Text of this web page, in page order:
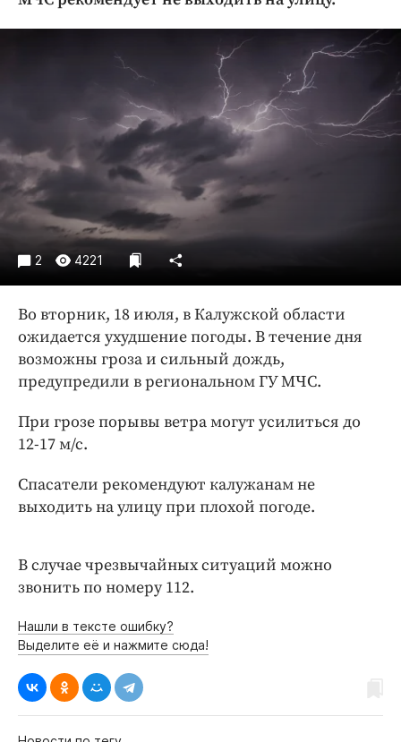
Криминал
Недвижимость и ЖКХ
Образование
Общество
Погода
Праздники
Происшествия
Спорт
Экономика и бизнес
ПРОЕКТЫ
Блоги
Издания
Медиаперсона
Клиника года
Работодатель года
2 4221
Во вторник, 18 июля, в Калужской области
ожидается ухудшение погоды. В течение дня
возможны гроза и сильный дождь,
предупредили в региональном ГУ МЧС.
При грозе порывы ветра могут усилиться до
12-17 м/с.
Спасатели рекомендуют калужанам не
выходить на улицу при плохой погоде.
В случае чрезвычайных ситуаций можно
звонить по номеру 112.
Нашли в тексте ошибку?
Выделите её и нажмите сюда!